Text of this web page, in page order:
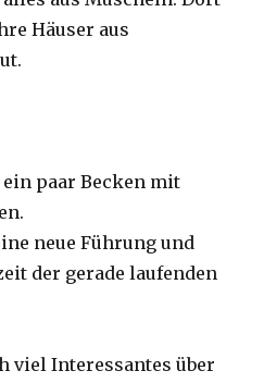
Häuser aus
ein paar Becken mit
neue Führung und
der gerade laufenden
Interessantes über